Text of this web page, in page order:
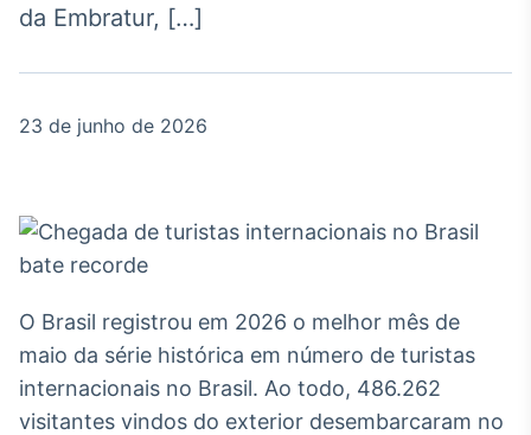
Energia
Broadcast
personalizados
Soluções de Dados
e Conteúdos
Broadcast
da Embratur, […]
23 de junho de 2026
O Brasil registrou em 2026 o melhor mês de
maio da série histórica em número de turistas
internacionais no Brasil. Ao todo, 486.262
visitantes vindos do exterior desembarcaram no